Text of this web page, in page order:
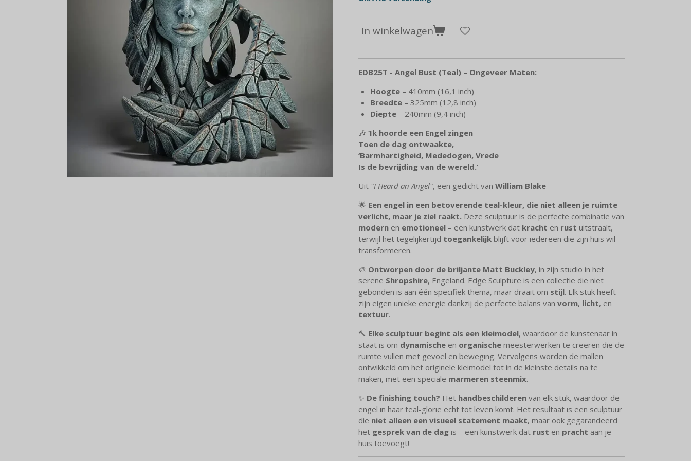
In winkelwagen
EDB25T - Angel Bust (Teal) – Ongeveer Maten:
Hoogte– 410mm (16,1 inch)
Breedte– 325mm (12,8 inch)
Diepte– 240mm (9,4 inch)
🎶 ‘Ik hoorde een Engel zingen
Toen de dag ontwaakte,
‘Barmhartigheid, Mededogen, Vrede
Is de bevrijding van de wereld.’
Uit "I Heard an Angel", een gedicht van William Blake
🌟 Een engel in een betoverende teal-kleur, die niet alleen je ruimte
verlicht, maar je ziel raakt. Deze sculptuur is de perfecte combinatie van
modern en emotioneel – een kunstwerk dat kracht en rust uitstraalt,
terwijl het tegelijkertijd toegankelijk blijft voor iedereen die zijn huis wil
transformeren.
🎨 Ontworpen door de briljante Matt Buckley, in zijn studio in het
serene Shropshire, Engeland. Edge Sculpture is een collectie die niet
gebonden is aan één specifiek thema, maar draait om stijl. Elk stuk heeft
zijn eigen unieke energie dankzij de perfecte balans van vorm, licht, en
textuur.
🔨 Elke sculptuur begint als een kleimodel, waardoor de kunstenaar in
staat is om dynamische en organische meesterwerken te creëren die de
ruimte vullen met gevoel en beweging. Vervolgens worden de mallen
ontwikkeld om het originele kleimodel tot in de kleinste details na te
maken, met een speciale marmeren steenmix.
✨ De finishing touch? Het handbeschilderen van elk stuk, waardoor de
engel in haar teal-glorie echt tot leven komt. Het resultaat is een sculptuur
die niet alleen een visueel statement maakt, maar ook gegarandeerd
het gesprek van de dag is – een kunstwerk dat rust en pracht aan je
huis toevoegt!